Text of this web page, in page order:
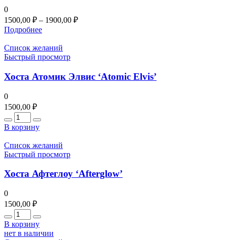
0
1500,00 ₽ – 1900,00 ₽
Подробнее
Список желаний
Быстрый просмотр
Хоста Атомик Элвис ‘Atomic Elvis’
0
1500,00 ₽
Количество
В корзину
Список желаний
Быстрый просмотр
Хоста Афтеглоу ‘Afterglow’
0
1500,00 ₽
Количество
В корзину
нет в наличии